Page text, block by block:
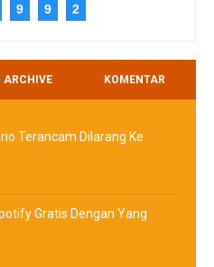
9 9 2
ARCHIVE KOMENTAR
Terancam Dilarang Ke
Gratis Dengan Yang